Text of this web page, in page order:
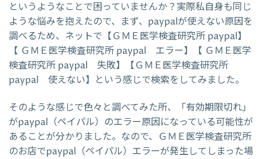
というようなことで困っていませんか？実際私自身も同じ
ような悩みを抱えたので、まず、paypalが使えない原因を
調べるため、ネットで【ＧＭＥ医学検査研究所 paypal】
【 ＧＭＥ医学検査研究所 paypal エラー】【 ＧＭＥ医学
検査研究所 paypal 失敗】【ＧＭＥ医学検査研究所
paypal 使えない】という感じで検索をしてみました。
そのような感じで色々と調べてみた所、「有効期限切れ」
がpaypal（ペイパル）のエラー原因になっている可能性が
あることが分かりました。なので、ＧＭＥ医学検査研究所
のお店でpaypal（ペイパル）エラーが発生してしまった場